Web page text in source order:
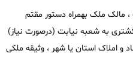
، مالک ملک بهمراه دستور مقتم
به شعبه نیابت (درصورت نیاز)
و املاک استان یا شهر ، وثیقه ملکی